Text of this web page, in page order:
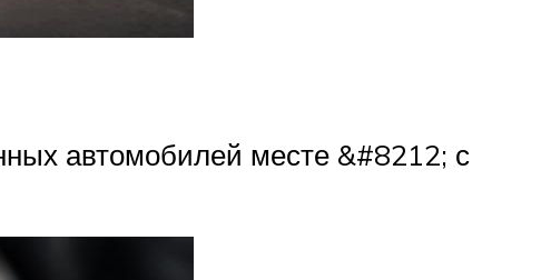
автомобилей месте &#8212; с